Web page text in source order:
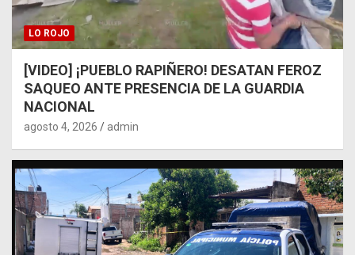
LO ROJO
[VIDEO] ¡PUEBLO RAPIÑERO! DESATAN FEROZ
SAQUEO ANTE PRESENCIA DE LA GUARDIA
NACIONAL
agosto 4, 2026 admin